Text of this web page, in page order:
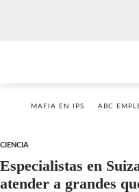
MAFIA EN IPS ABC
CIENCIA
Especialistas en
atender a grandes